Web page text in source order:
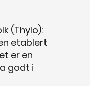
(Thylo):
etablert
er en
godt i